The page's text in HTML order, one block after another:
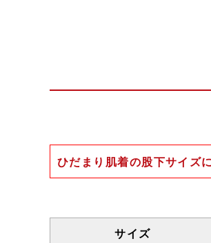
ひだまり肌着の股下サイズ
一般的な股下の計測方法
サイズ